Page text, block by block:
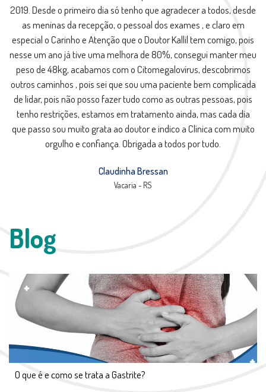
2019. Desde o primeiro dia só tenho que agradecer a todos, desde
as meninas da recepção, o pessoal dos exames , e claro em
especial o Carinho e Atenção que o Doutor Kallil tem comigo, pois
nesse um ano já tive uma melhora de 80%, consegui manter meu
peso de 48kg, acabamos com o Citomegalovírus, descobrimos
outros caminhos , pois sei que sou uma paciente bem complicada
de lidar, pois não posso fazer tudo como as outras pessoas, pois
tenho restrições, estamos em tratamento ainda, mas cada dia
que passo sou muito grata ao doutor e indico a Clínica com muito
orgulho e confiança. Obrigada a todos por tudo.
Claudinha Bressan
Vacaria - RS
Blog
O que é e como se trata a Gastrite?